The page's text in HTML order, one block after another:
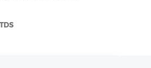
TDS